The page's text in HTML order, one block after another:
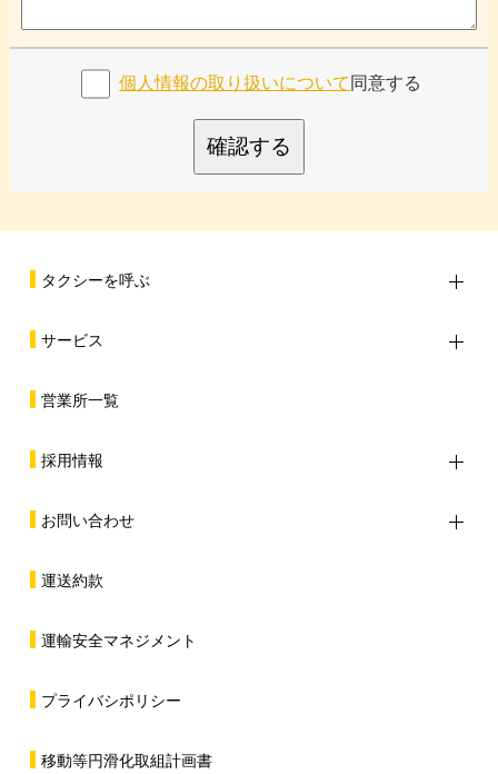
個人情報の取り扱いについて 同意する
確認する
タクシーを呼ぶ
サービス
営業所一覧
採用情報
お問い合わせ
運送約款
運輸安全マネジメント
プライバシポリシー
移動等円滑化取組計画書